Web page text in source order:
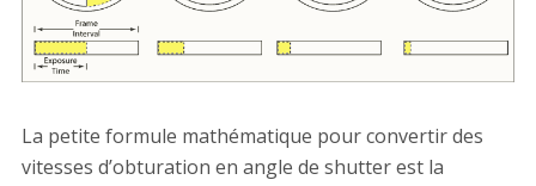
La petite formule mathématique pour convertir des
vitesses d’obturation en angle de shutter est la